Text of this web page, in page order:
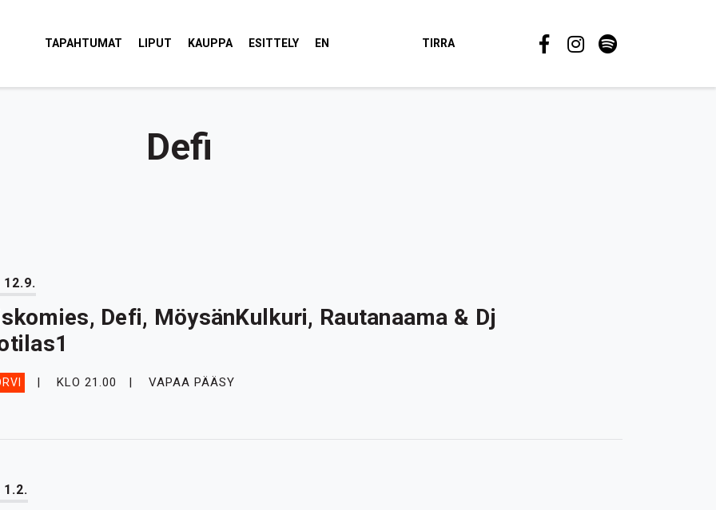
TAPAHTUMAT LIPUT KAUPPA ESITTELY EN TIRRA
Defi
12.9.
Defi, MöysänKulkuri, Rautanaama & Dj
KLO 21.00 VAPAA PÄÄSY
1.2.